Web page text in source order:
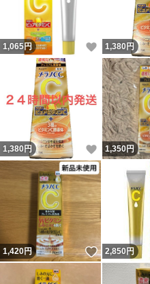
1,065円 いいね！
1,380 円
1,380 円 いいね！
1,350円
1,420円 いいね！
2,850 円